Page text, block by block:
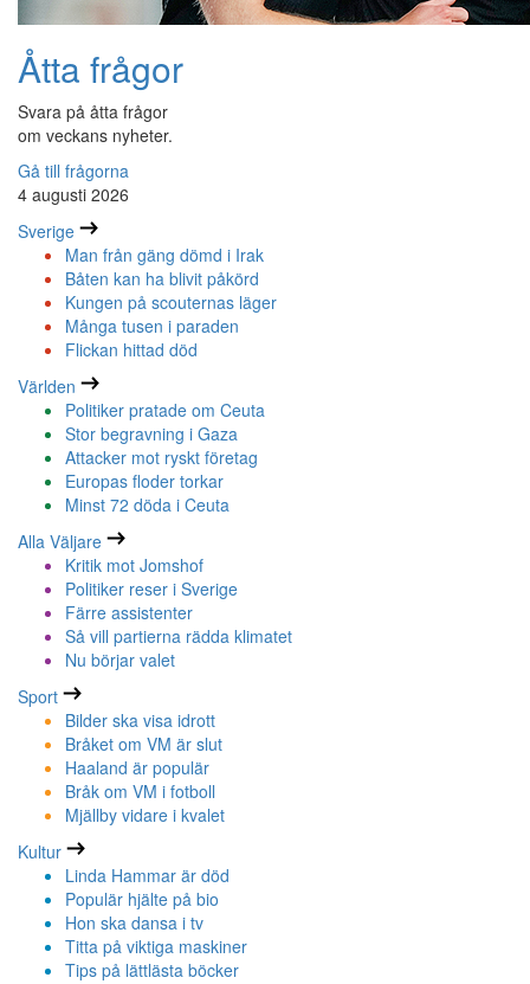
Åtta frågor
Svara på åtta frågor
om veckans nyheter.
Gå till frågorna
4 augusti 2026
Sverige
Man från gäng dömd i Irak
Båten kan ha blivit påkörd
Kungen på scouternas läger
Många tusen i paraden
Flickan hittad död
Världen
Politiker pratade om Ceuta
Stor begravning i Gaza
Attacker mot ryskt företag
Europas floder torkar
Minst 72 döda i Ceuta
Alla Väljare
Kritik mot Jomshof
Politiker reser i Sverige
Färre assistenter
Så vill partierna rädda klimatet
Nu börjar valet
Sport
Bilder ska visa idrott
Bråket om VM är slut
Haaland är populär
Bråk om VM i fotboll
Mjällby vidare i kvalet
Kultur
Linda Hammar är död
Populär hjälte på bio
Hon ska dansa i tv
Titta på viktiga maskiner
Tips på lättlästa böcker